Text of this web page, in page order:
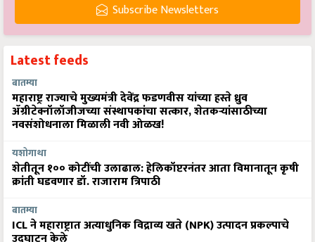
Subscribe Newsletters
Latest feeds
बातम्या
महाराष्ट्र राज्याचे मुख्यमंत्री देवेंद्र फडणवीस यांच्या हस्ते ध्रुव
ॲग्रीटेक्नॉलॉजीजच्या संस्थापकांचा सत्कार, शेतकऱ्यांसाठीच्या
नवसंशोधनाला मिळाली नवी ओळख!
यशोगाथा
शेतीतून १०० कोटींची उलाढाल: हेलिकॉप्टरनंतर आता विमानातून कृषी
क्रांती घडवणार डॉ. राजाराम त्रिपाठी
बातम्या
ICL ने महाराष्ट्रात अत्याधुनिक विद्राव्य खते (NPK) उत्पादन प्रकल्पाचे